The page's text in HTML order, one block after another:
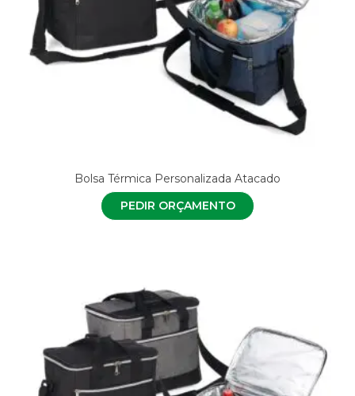
Bolsa Térmica Personalizada Atacado
PEDIR ORÇAMENTO